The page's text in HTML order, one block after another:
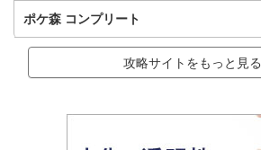
ポケ森 コンプリート
攻略サイトをもっと見る